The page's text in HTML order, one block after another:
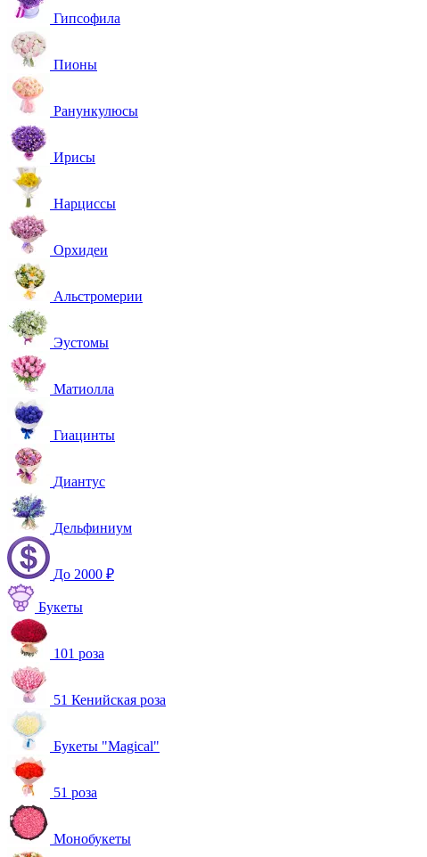
Гипсофила
Пионы
Ранункулюсы
Ирисы
Нарциссы
Орхидеи
Альстромерии
Эустомы
Матиолла
Гиацинты
Диантус
Дельфиниум
До 2000 ₽
Букеты
101 роза
51 Кенийская роза
Букеты "Magical"
51 роза
Монобукеты